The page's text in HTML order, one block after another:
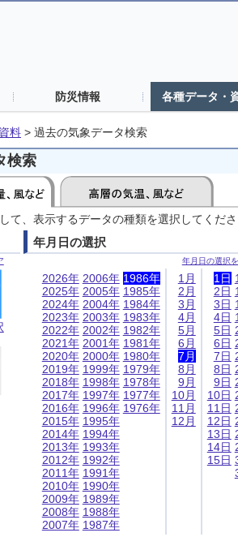
防災情報 各種データ・
料 > 過去の気象データ検索
検索
て、表示するデータの種類を選択してくだ
年月日の選択
年月日の選択
2026年
2025年
2024年
2023年
2022年
2021年
2020年
2019年
2018年
2017年
2016年
2015年
2014年
2013年
2012年
2011年
2010年
2009年
2008年
2007年
2006年
2005年
2004年
2003年
2002年
2001年
2000年
1999年
1998年
1997年
1996年
1995年
1994年
1993年
1992年
1991年
1990年
1989年
1988年
1987年
1986年
1985年
1984年
1983年
1982年
1981年
1980年
1979年
1978年
1977年
1976年
1月
2月
3月
4月
5月
6月
7月
8月
9月
10月
11月
12月
1日
2日
3日
4日
5日
6日
7日
8日
9日
10日
11日
12日
13日
14日
15日